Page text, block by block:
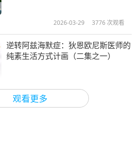
观看更多
2026-03-29 3776 次观看
逆转阿兹海默症：狄恩欧尼斯医师的
纯素生活方式计画（二集之一）
2026-03-24